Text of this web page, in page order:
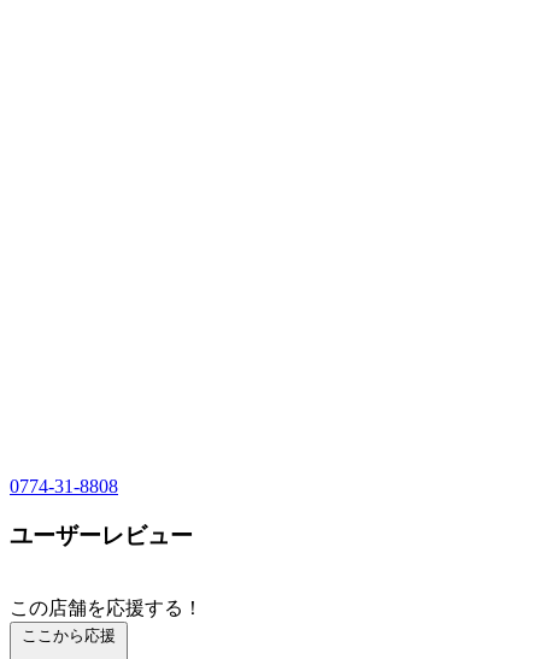
0774-31-8808
ユーザーレビュー
この店舗を応援する！
ここから応援